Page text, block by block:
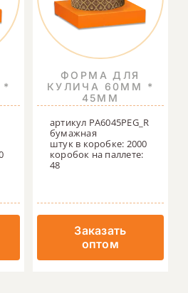
ФОРМА ДЛЯ
КУЛИЧА 60ММ *
45ММ
артикул PA6045PEG_R
бумажная
штук в коробке: 2000
коробок на паллете:
48
Заказать
оптом